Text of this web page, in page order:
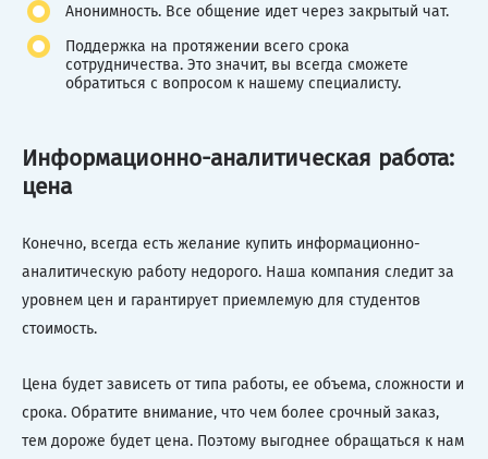
Анонимность. Все общение идет через закрытый чат.
Поддержка на протяжении всего срока
сотрудничества. Это значит, вы всегда сможете
обратиться с вопросом к нашему специалисту.
Информационно-аналитическая работа:
цена
Конечно, всегда есть желание купить информационно-
аналитическую работу недорого. Наша компания следит за
уровнем цен и гарантирует приемлемую для студентов
стоимость.
Цена будет зависеть от типа работы, ее объема, сложности и
срока. Обратите внимание, что чем более срочный заказ,
тем дороже будет цена. Поэтому выгоднее обращаться к нам